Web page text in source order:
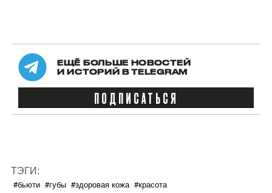
ЕЩЁ БОЛЬШЕ НОВОСТЕЙ
И ИСТОРИЙ В TELEGRAM
ПОДПИСАТЬСЯ
ТЭГИ:
#бьюти #губы #здоровая кожа #красота